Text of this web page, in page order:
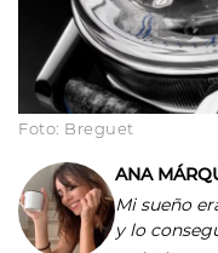
Foto: Breguet
ANA
Mi sueño
y lo